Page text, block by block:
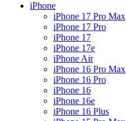
iPhone
iPhone 17 Pro Max
iPhone 17 Pro
iPhone 17
iPhone 17e
iPhone Air
iPhone 16 Pro Max
iPhone 16 Pro
iPhone 16
iPhone 16e
iPhone 16 Plus